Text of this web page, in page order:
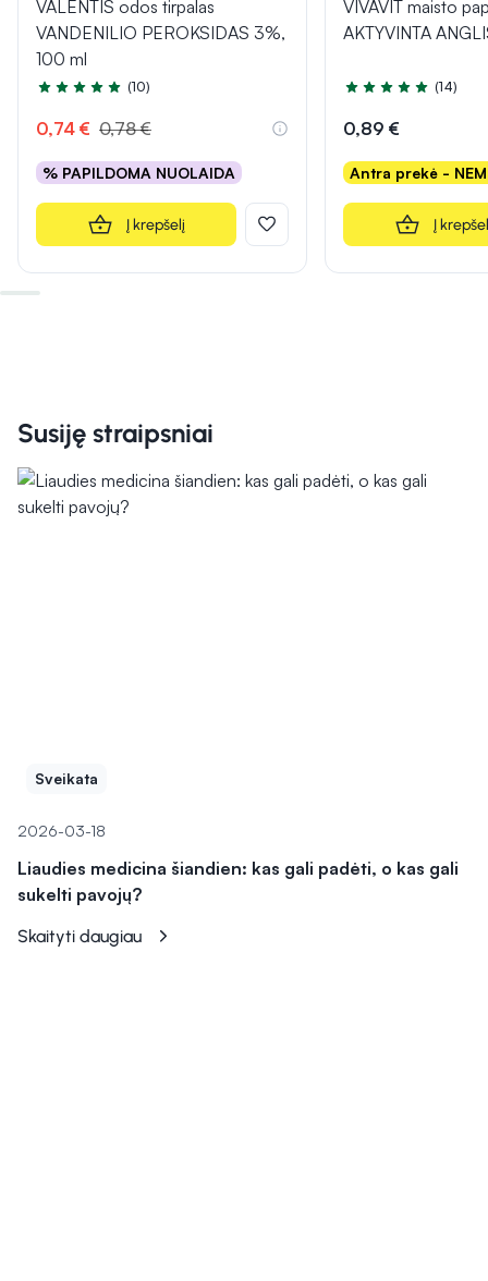
VALENTIS odos tirpalas
VANDENILIO PEROKSIDAS 3%,
100 ml
Įvertinimas 4.7 iš 5
(10)
0,74 € 0,78 €
% PAPILDOMA NUOLAIDA
Į krepšelį
VIVAVIT maisto
AKTYVINTA
Įvertinimas 5.0 iš 5
(14)
0,89 €
Antra prekė -
Į
Susiję straipsniai
Sveikata
2026-03-18
Liaudies medicina šiandien: kas gali padėti, o kas gali
sukelti pavojų?
Skaityti daugiau